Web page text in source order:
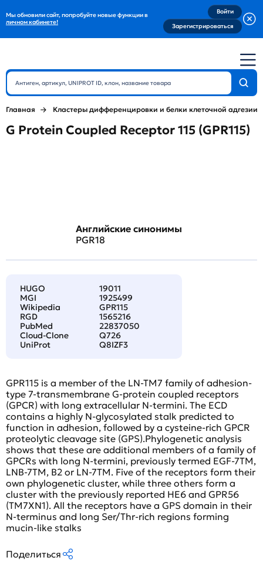
Мы обновили сайт, попробуйте новые функции в
личном кабинете!
Войти
Зарегистрироваться
Главная Кластеры дифференцировки и белки клеточной адгезии
G Protein Coupled Receptor 115 (GPR115)
Английские синонимы
PGR18
HUGO
19011
MGI
1925499
Wikipedia
GPR115
RGD
1565216
PubMed
22837050
Cloud-Clone
Q726
UniProt
Q8IZF3
GPR115 is a member of the LN-TM7 family of adhesion-
type 7-transmembrane G-protein coupled receptors
(GPCR) with long extracellular N-termini. The ECD
contains a highly N-glycosylated stalk predicted to
function in adhesion, followed by a cysteine-rich GPCR
proteolytic cleavage site (GPS).Phylogenetic analysis
shows that these are additional members of a family of
GPCRs with long N-termini, previously termed EGF-7TM,
LNB-7TM, B2 or LN-7TM. Five of the receptors form their
own phylogenetic cluster, while three others form a
cluster with the previously reported HE6 and GPR56
(TM7XN1). All the receptors have a GPS domain in their
N-terminus and long Ser/Thr-rich regions forming
mucin-like stalks
Поделиться